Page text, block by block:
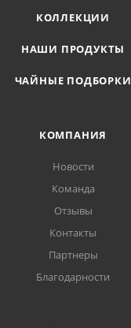
КОЛЛЕКЦИИ
НАШИ ПРОДУКТЫ
ЧАЙНЫЕ ПОДБОРКИ
КОМПАНИЯ
Новости
Команда
Отзывы
Контакты
Партнеры
Благодарности